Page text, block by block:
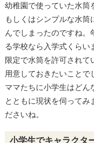
幼稚園で使っていた水筒
もしくはシンプルな水
んでしまったのですね。
る学校なら入学式くらい
限定で水筒を許可されて
用意しておきたいことで
ママたちに小学生はどん
とともに現状を伺って
ださいね。
小学生でキャラクタ